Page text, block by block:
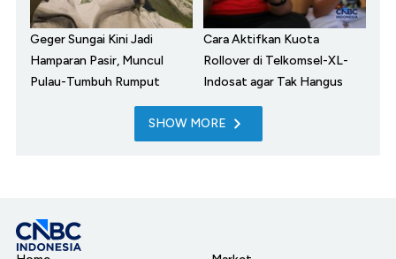
Geger Sungai Kini Jadi
Hamparan Pasir, Muncul
Pulau-Tumbuh Rumput
Cara Aktifkan Kuota
Rollover di Telkomsel-XL-
Indosat agar Tak Hangus
SHOW MORE